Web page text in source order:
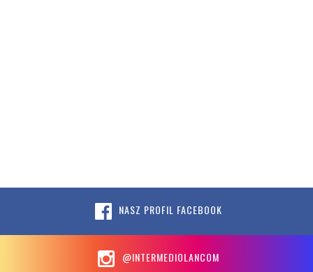
NASZ PROFIL FACEBOOK
@INTERMEDIOLANCOM